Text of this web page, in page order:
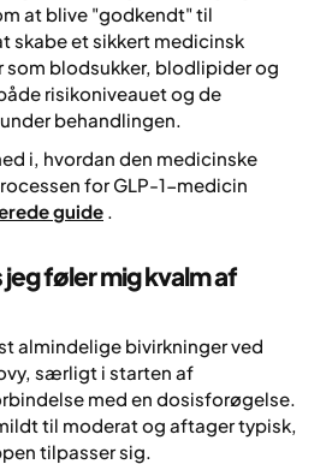
at blive "godkendt" til
skabe et sikkert medicinsk
som blodsukker, blodlipider og
risikoniveauet og de
behandlingen.
i, hvordan den medicinske
for GLP-1-medicin
guide .
føler mig kvalm af
almindelige bivirkninger ved
særligt i starten af
med en dosisforøgelse.
til moderat og aftager typisk,
tilpasser sig.